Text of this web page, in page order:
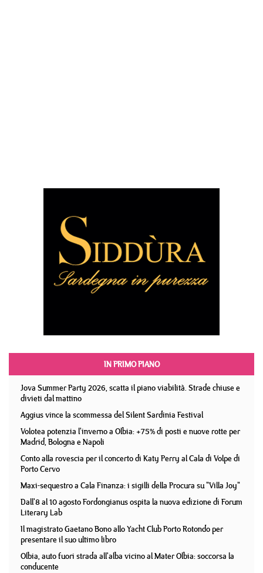
IN PRIMO PIANO
Jova Summer Party 2026, scatta il piano viabilità. Strade chiuse e
divieti dal mattino
Aggius vince la scommessa del Silent Sardinia Festival
Volotea potenzia l'inverno a Olbia: +75% di posti e nuove rotte per
Madrid, Bologna e Napoli
Conto alla rovescia per il concerto di Katy Perry al Cala di Volpe di
Porto Cervo
Maxi-sequestro a Cala Finanza: i sigilli della Procura su "Villa Joy"
Dall'8 al 10 agosto Fordongianus ospita la nuova edizione di Forum
Literary Lab
Il magistrato Gaetano Bono allo Yacht Club Porto Rotondo per
presentare il suo ultimo libro
Olbia, auto fuori strada all'alba vicino al Mater Olbia: soccorsa la
conducente